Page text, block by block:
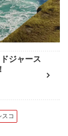
ジャース
スコ